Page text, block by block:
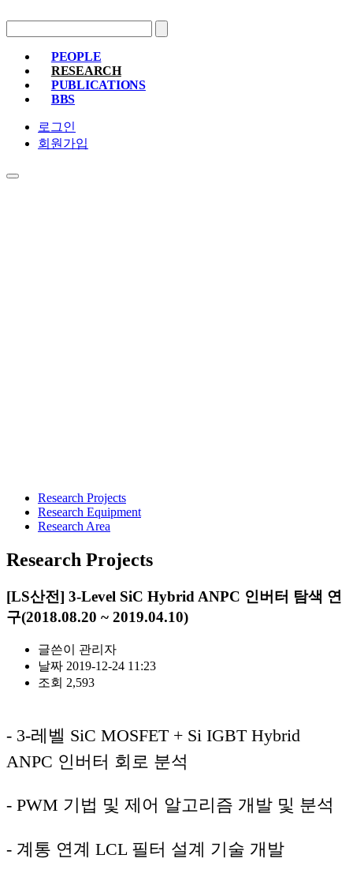
PEOPLE
PROFESSOR MEMBERS
RESEARCH
RESEARCH PROJECTS
PUBLICATIONS
BBS
NOTICE
로그인
회원가입
Research Projects
Research Equipment
Research Area
Research Projects
[LS산전] 3-Level SiC Hybrid ANPC 인버터 탐색 연
구(2018.08.20 ~ 2019.04.10)
글쓴이
관리자
날짜 2019-12-24 11:23
조회 2,593
- 3-레벨 SiC MOSFET + Si IGBT Hybrid
ANPC 인버터 회로 분석
- PWM 기법 및 제어 알고리즘 개발 및 분석
- 계통 연계 LCL 필터 설계 기술 개발